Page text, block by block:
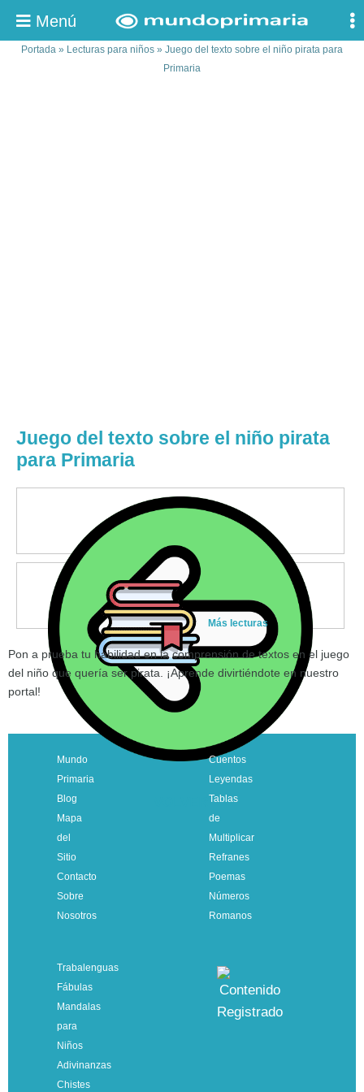
Menú
Portada » Lecturas para niños » Juego del texto sobre el niño pirata para
Primaria
Juego del texto sobre el niño pirata
para Primaria
Más lecturas
Pon a prueba tu habilidad en la comprensión de textos en el juego
del niño que quería ser pirata. ¡Aprende divirtiéndote en nuestro
portal!
Mundo
Primaria
Blog
Mapa
del
Sitio
Contacto
Sobre
Nosotros
Cuentos
Leyendas
Tablas
de
Multiplicar
Refranes
Poemas
Números
Romanos
Trabalenguas
Fábulas
Mandalas
para
Niños
Adivinanzas
Chistes